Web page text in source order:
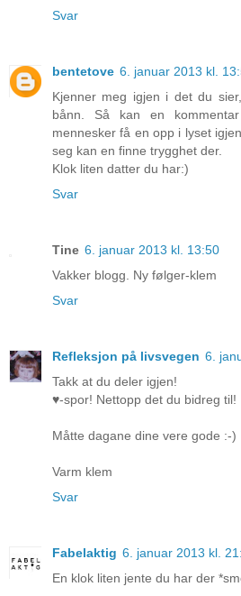
Svar
bentetove 6. januar 2013 kl.
Kjenner meg igjen i det du
bånn. Så kan en
mennesker få en opp i lyset
seg kan en finne trygghet der.
Klok liten datter du har:)
Svar
Tine 6. januar 2013 kl. 13:50
Vakker blogg. Ny følger-klem
Svar
Refleksjon på livsvegen 6.
Takk at du deler igjen!
♥-spor! Nettopp det du bidreg til!
Måtte dagane dine vere gode :-)
Varm klem
Svar
Fabelaktig 6. januar 2013 kl.
En klok liten jente du har der